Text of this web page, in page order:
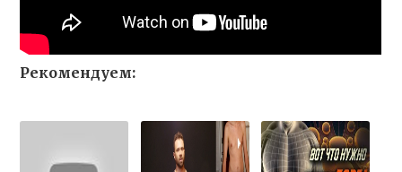
Рекомендуем: